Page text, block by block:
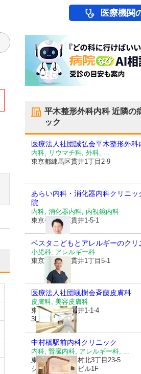
医療機関
平木整形外科内科近隣の
ック
医療法人社団誠弘会平木整形外科
内科, リウマチ科, 外科, ...
東京都練馬区貫井1丁目2-9
あらい内科・消化器内科クリニッ
院
内科, 消化器内科, 内視鏡内科
東京都練馬区貫井1-5-1
ベスタこどもとアレルギーのクリ
小児科, アレルギー科
東京都練馬区 貫井1丁目5-1
医療法人社団颯樹会斉藤皮膚科
皮膚科, 美容皮膚科
東京都練馬区貫井1-1-4
3F
中村橋駅前内科クリニック
内科, 腎臓内科, アレルギー科, ...
東京都練馬区中村北3丁目23-5
シュウカワグチビル1F